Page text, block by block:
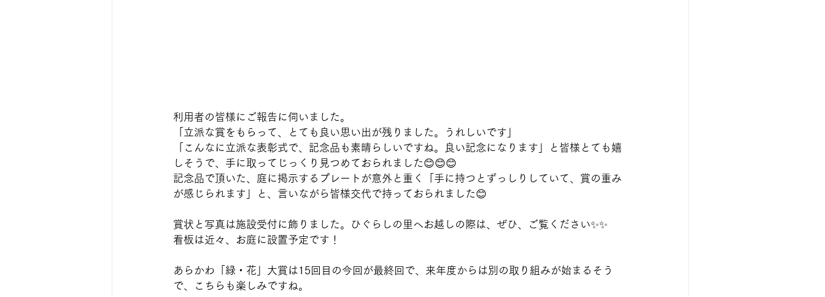
利用者の皆様にご報告に伺いました。
「立派な賞をもらって、とても良い思い出が残りました。うれしいです」
「こんなに立派な表彰式で、記念品も素晴らしいですね。良い記念になります」と皆様とても嬉
しそうで、手に取ってじっくり見つめておられました😊😊😊
記念品で頂いた、庭に掲示するプレートが意外と重く「手に持つとずっしりしていて、賞の重み
が感じられます」と、言いながら皆様交代で持っておられました😊
賞状と写真は施設受付に飾りました。ひぐらしの里へお越しの際は、ぜひ、ご覧ください✨✨
看板は近々、お庭に設置予定です！
あらかわ「緑・花」大賞は15回目の今回が最終回で、来年度からは別の取り組みが始まるそう
で、こちらも楽しみですね。